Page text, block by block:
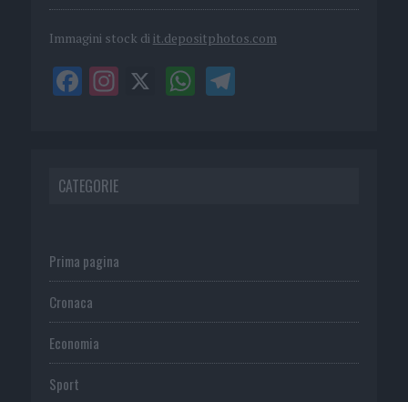
Immagini stock di it.depositphotos.com
CATEGORIE
Prima pagina
Cronaca
Economia
Sport